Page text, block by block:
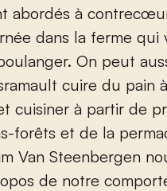
abordés à
dans la ferme qui
On peut
cuire du pain
cuisiner à partir de
forêts et de la
Van Steenbergen
de notre